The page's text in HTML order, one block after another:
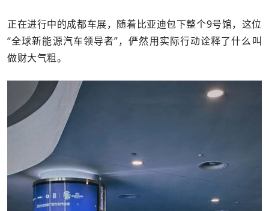
正在进行中的成都车展，随着比亚迪包下整个9号馆，这位
“全球新能源汽车领导者”，俨然用实际行动诠释了什么叫
做财大气粗。